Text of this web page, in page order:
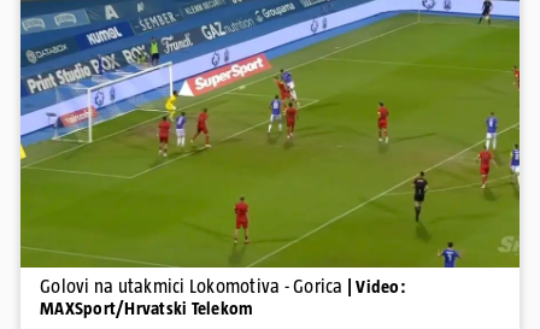
Pokretanje videa...
Golovi na utakmici Lokomotiva - Gorica
| Video:
MAXSport/Hrvatski Telekom